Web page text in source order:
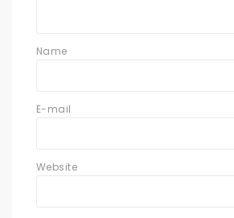
Name
E-mail
Website